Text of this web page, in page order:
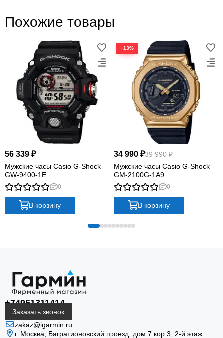
Похожие товары
56 339 ₽
Мужские часы Casio G-Shock
GW-9400-1E
0
В корзину
−13%
34 990 ₽39 990 ₽
Мужские часы Casio G-Shock
GM-2100G-1A9
0
В корзину
+74951311414
Заказать звонок
zakaz@igarmin.ru
г. Москва, Багратионовский проезд, дом 7 кор 3, 2-й этаж